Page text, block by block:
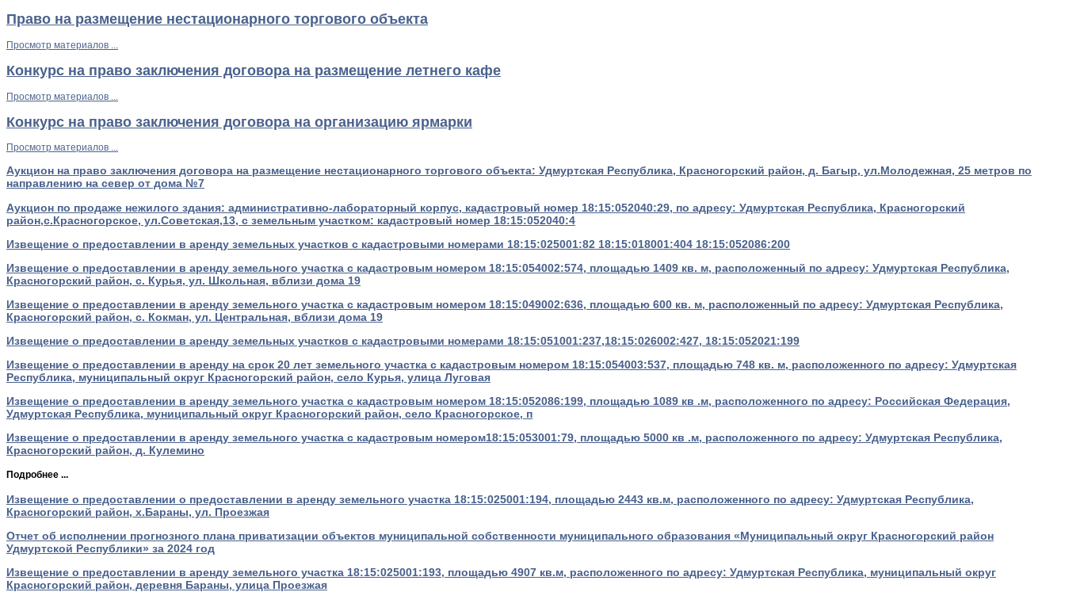
Право на размещение нестационарного торгового объекта
Просмотр материалов ...
Конкурс на право заключения договора на размещение летнего кафе
Просмотр материалов ...
Конкурс на право заключения договора на организацию ярмарки
Просмотр материалов ...
Аукцион на право заключения договора на размещение нестационарного торгового объекта: Удмуртская Республика, Красногорский район, д. Багыр, ул.Молодежная, 25 метров по
направлению на север от дома №7
Аукцион по продаже нежилого здания: административно-лабораторный корпус, кадастровый номер 18:15:052040:29, по адресу: Удмуртская Республика, Красногорский
район,с.Красногорское, ул.Советская,13, с земельным участком: кадастровый номер 18:15:052040:4
Извещение о предоставлении в аренду земельных участков с кадастровыми номерами 18:15:025001:82 18:15:018001:404 18:15:052086:200
Извещение о предоставлении в аренду земельного участка с кадастровым номером 18:15:054002:574, площадью 1409 кв. м, расположенный по адресу: Удмуртская Республика,
Красногорский район, с. Курья, ул. Школьная, вблизи дома 19
Извещение о предоставлении в аренду земельного участка с кадастровым номером 18:15:049002:636, площадью 600 кв. м, расположенный по адресу: Удмуртская Республика,
Красногорский район, с. Кокман, ул. Центральная, вблизи дома 19
Извещение о предоставлении в аренду земельных участков с кадастровыми номерами 18:15:051001:237,18:15:026002:427, 18:15:052021:199
Извещение о предоставлении в аренду на срок 20 лет земельного участка с кадастровым номером 18:15:054003:537, площадью 748 кв. м, расположенного по адресу: Удмуртская
Республика, муниципальный округ Красногорский район, село Курья, улица Луговая
Извещение о предоставлении в аренду земельного участка с кадастровым номером 18:15:052086:199, площадью 1089 кв .м, расположенного по адресу: Российская Федерация,
Удмуртская Республика, муниципальный округ Красногорский район, село Красногорское, п
Извещение о предоставлении в аренду земельного участка с кадастровым номером18:15:053001:79, площадью 5000 кв .м, расположенного по адресу: Удмуртская Республика,
Красногорский район, д. Кулемино
Подробнее ...
Извещение о предоставлении о предоставлении в аренду земельного участка 18:15:025001:194, площадью 2443 кв.м, расположенного по адресу: Удмуртская Республика,
Красногорский район, х.Бараны, ул. Проезжая
Отчет об исполнении прогнозного плана приватизации объектов муниципальной собственности муниципального образования «Муниципальный округ Красногорский район
Удмуртской Республики» за 2024 год
Извещение о предоставлении в аренду земельного участка 18:15:025001:193, площадью 4907 кв.м, расположенного по адресу: Удмуртская Республика, муниципальный округ
Красногорский район, деревня Бараны, улица Проезжая